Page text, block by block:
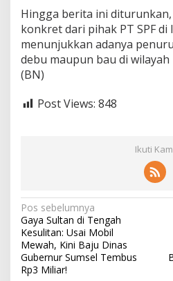
n
t
i
a
n
d
Hingga berita ini
konkret dari pihak PT SPF di
menunjukkan adanya
debu maupun bau di
(BN)
Post Views: 848
Ikuti
N
a
v
i
Pos sebelumnya
Gaya Sultan di Tengah
Kesulitan: Usai Mobil
Mewah, Kini Baju Dinas
Gubernur Sumsel Tembus
Rp3 Miliar!